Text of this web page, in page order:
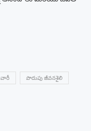
పొదుపు జీవనశైలి